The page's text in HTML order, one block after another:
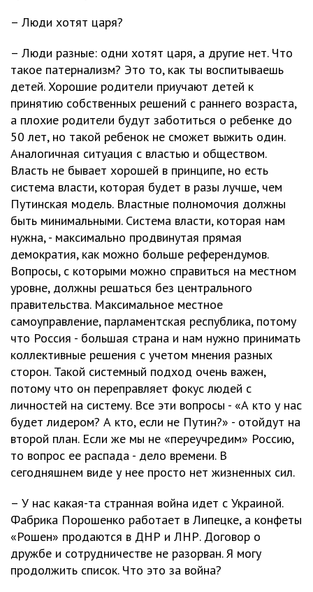
– Люди хотят царя?
– Люди разные: одни хотят царя, а другие нет. Что
такое патернализм? Это то, как ты воспитываешь
детей. Хорошие родители приучают детей к
принятию собственных решений с раннего возраста,
а плохие родители будут заботиться о ребенке до
50 лет, но такой ребенок не сможет выжить один.
Аналогичная ситуация с властью и обществом.
Власть не бывает хорошей в принципе, но есть
система власти, которая будет в разы лучше, чем
Путинская модель. Властные полномочия должны
быть минимальными. Система власти, которая нам
нужна, - максимально продвинутая прямая
демократия, как можно больше референдумов.
Вопросы, с которыми можно справиться на местном
уровне, должны решаться без центрального
правительства. Максимальное местное
самоуправление, парламентская республика, потому
что Россия - большая страна и нам нужно принимать
коллективные решения с учетом мнения разных
сторон. Такой системный подход очень важен,
потому что он переправляет фокус людей с
личностей на систему. Все эти вопросы - «А кто у нас
будет лидером? А кто, если не Путин?» - отойдут на
второй план. Если же мы не «переучредим» Россию,
то вопрос ее распада - дело времени. В
сегодняшнем виде у нее просто нет жизненных сил.
– У нас какая-та странная война идет с Украиной.
Фабрика Порошенко работает в Липецке, а конфеты
«Рошен» продаются в ДНР и ЛНР. Договор о
дружбе и сотрудничестве не разорван. Я могу
продолжить список. Что это за война?